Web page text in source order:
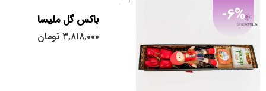
-6% باکس گل ملیسا
۳,۸۱۸,۰۰۰ تومان